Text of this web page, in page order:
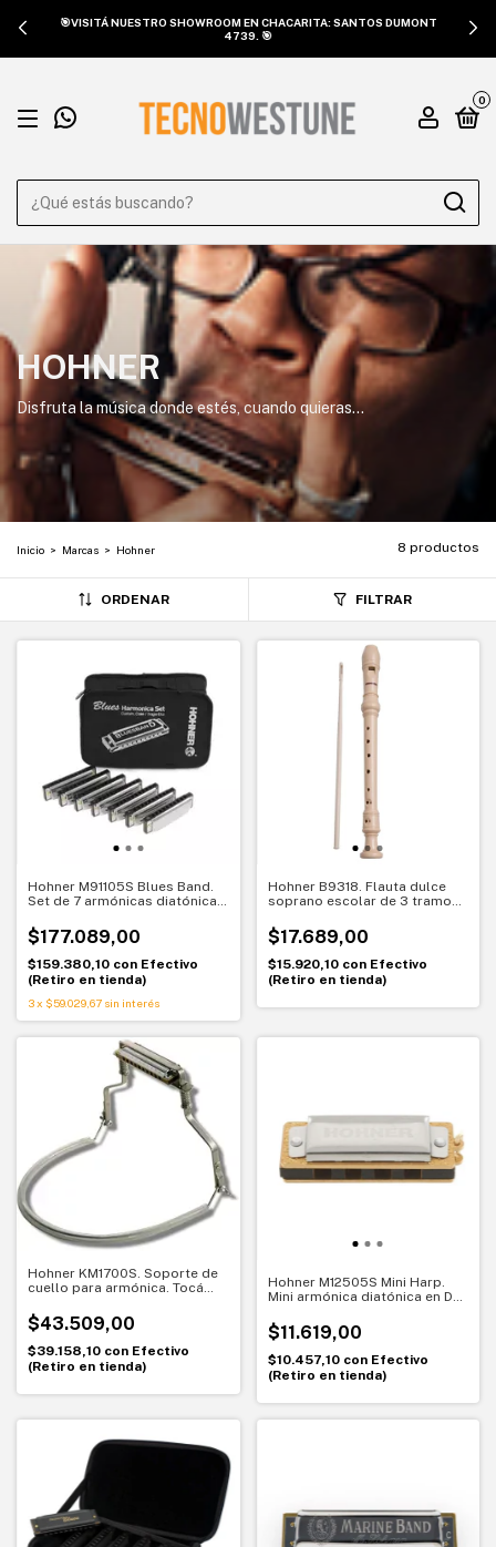
🎯VISITÁ NUESTRO SHOWROOM EN CHACARITA: SANTOS DUMONT
4739. 🎯
0
HOHNER
Disfruta la música donde estés, cuando quieras...
Inicio > Marcas > Hohner 8 productos
ORDENAR FILTRAR
Hohner M91105S Blues Band.
Set de 7 armónicas diatónicas.
práctica
$177.089,00
$159.380,10 con Efectivo
(Retiro en tienda)
3x $59.029,67 sin interés
Hohner B9318. Flauta dulce
soprano escolar de 3 tramos
$17.689,00
$15.920,10 con Efectivo
(Retiro en tienda)
Hohner KM1700S. Soporte de
cuello para armónica. Tocá
$43.509,00
$39.158,10 con Efectivo
(Retiro en tienda)
Hohner M12505S Mini Harp.
Mini armónica diatónica en Do
en tamaño llavero
$11.619,00
$10.457,10 con Efectivo
(Retiro en tienda)